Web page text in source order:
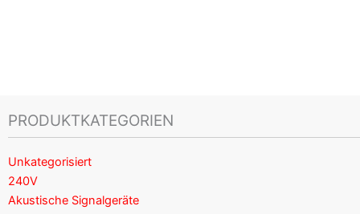
PRODUKTKATEGORIEN
Unkategorisiert
240V
Akustische Signalgeräte